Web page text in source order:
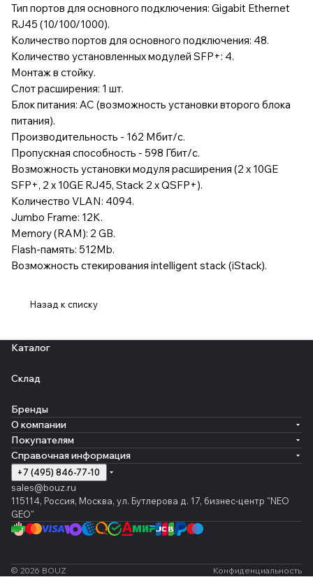
Тип портов для основного подключения: Gigabit Ethernet
RJ45 (10/100/1000).
Количество портов для основного подключения: 48.
Количество установленных модулей SFP+: 4.
Монтаж в стойку.
Слот расширения: 1 шт.
Блок питания: AC (возможность установки второго блока
питания).
Производительность - 162 Мбит/с.
Пропускная способность - 598 Гбит/с.
Возможность установки модуля расширения (2 x 10GE
SFP+, 2 x 10GE RJ45, Stack 2 x QSFP+).
Количество VLAN: 4094.
Jumbo Frame: 12K.
Memory (RAM): 2 GB.
Flash-память: 512Mb.
Возможность стекирования intelligent stack (iStack).
Назад к списку
Каталог
Склад
Бренды
О компании
Покупателям
Справочная информация
+7 (495) 846-77-10
sales@bouz.ru
115114, Россия, Москва, ул. Бутлерова д. 17, бизнес-центр "NEO
GEO"
© 2026 BOUZ Конфиденциальность